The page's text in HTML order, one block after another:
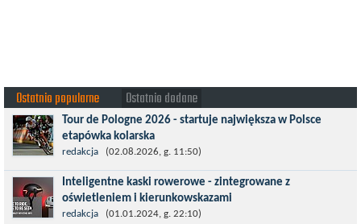
Ostatnio popularne Ostatnio dodane
Tour de Pologne 2026 - startuje największa w Polsce
etapówka kolarska
Tour de Pologne 2026 to jedno z najbardziej prestiżowych
wydarzeń sportowych w Polsce. wyścig zaliczany po raz 22. do
prestiżowego cyklu UCI World...
redakcja (02.08.2026, g. 11:50)
Inteligentne kaski rowerowe - zintegrowane z
oświetleniem i kierunkowskazami
Temat bezpieczeństwa jazdy wchodzi na nowy poziom. Do tej
redakcja (01.01.2024, g. 22:10)